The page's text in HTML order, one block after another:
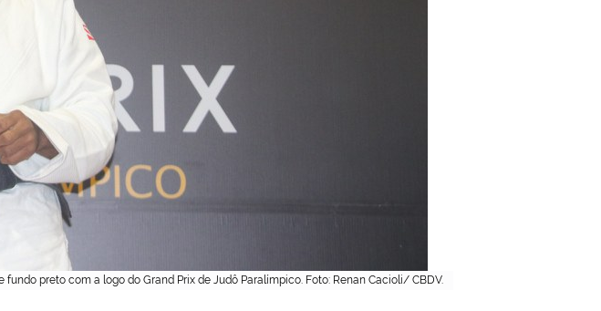
preto com a logo do Grand Prix de Judô Paralímpico. Foto: Renan Cacioli/ CBDV.